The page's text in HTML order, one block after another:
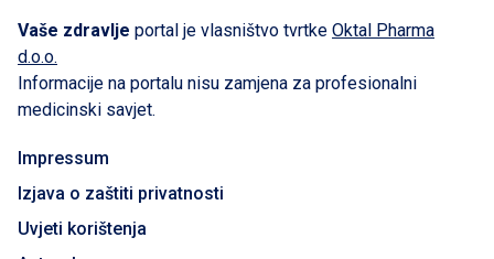
Vaše zdravlje portal je vlasništvo tvrtke Oktal Pharma
d.o.o.
Informacije na portalu nisu zamjena za profesionalni
medicinski savjet.
Impressum
Izjava o zaštiti privatnosti
Uvjeti korištenja